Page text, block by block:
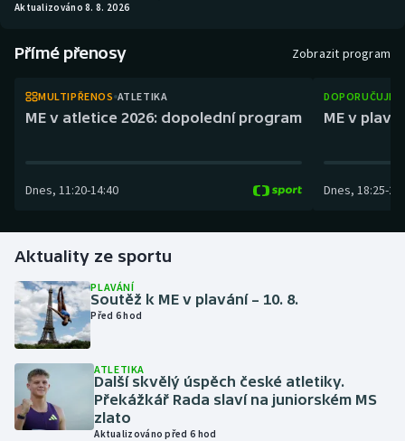
Dostihy
Futsal
Gymnastika
Házená
Jezdectví
Judo
Aktualizováno 8. 8. 2026
Přímé přenosy Zobrazit program
MULTIPŘENOS ATLETIKA
ME v atletice 2026: dopolední program
Dnes, 11:20-14:40
ME v
Dnes, 18:25-
Aktuality ze sportu
PLAVÁNÍ
Soutěž k ME v plavání – 10. 8.
Před 6 hod
ATLETIKA
Další skvělý úspěch české atletiky.
Překážkář Rada slaví na juniorském MS
zlato
Aktualizováno před 6 hod